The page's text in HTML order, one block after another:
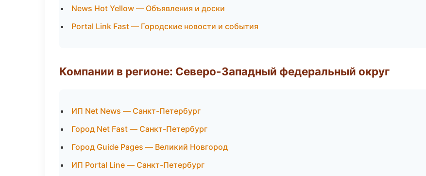
News Hot Yellow — Объявления и доски
Portal Link Fast — Городские новости и события
Компании в регионе: Северо-Западный федеральный округ
ИП Net News — Санкт-Петербург
Город Net Fast — Санкт-Петербург
Город Guide Pages — Великий Новгород
ИП Portal Line — Санкт-Петербург